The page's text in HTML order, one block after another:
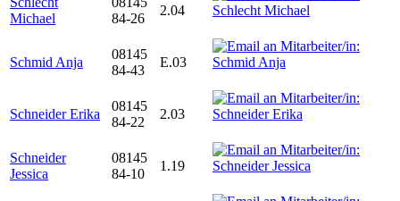
Michael
84-26
2.04
Schmid Anja
08145
84-43
E.03
Schneider Erika
08145
84-22
2.03
Schneider
Jessica
08145
84-10
1.19